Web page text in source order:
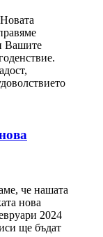
Вашите
че нашата
нова
2024
ще бъдат